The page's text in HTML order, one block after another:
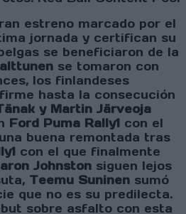
estreno marcado por el
jornada y certifican su
se beneficiaron de la
se tomaron con
los finlandeses
hasta la consecución
y Martin Järveoja
Ford Puma Rally1 con el
buena remontada tras
con el que finalmente
Johnston siguen lejos
Teemu Suninen sumó
que no es su predilecta.
sobre asfalto con esta